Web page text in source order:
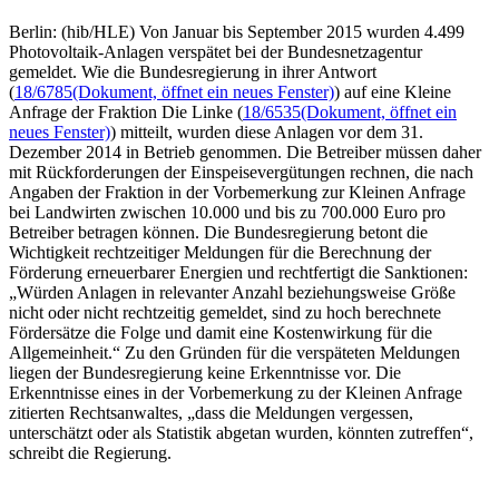
Berlin: (hib/HLE) Von Januar bis September 2015 wurden 4.499
Photovoltaik-Anlagen verspätet bei der Bundesnetzagentur
gemeldet. Wie die Bundesregierung in ihrer Antwort
(18/6785(Dokument, öffnet ein neues Fenster)) auf eine Kleine
Anfrage der Fraktion Die Linke (18/6535(Dokument, öffnet ein
neues Fenster)) mitteilt, wurden diese Anlagen vor dem 31.
Dezember 2014 in Betrieb genommen. Die Betreiber müssen daher
mit Rückforderungen der Einspeisevergütungen rechnen, die nach
Angaben der Fraktion in der Vorbemerkung zur Kleinen Anfrage
bei Landwirten zwischen 10.000 und bis zu 700.000 Euro pro
Betreiber betragen können. Die Bundesregierung betont die
Wichtigkeit rechtzeitiger Meldungen für die Berechnung der
Förderung erneuerbarer Energien und rechtfertigt die Sanktionen:
„Würden Anlagen in relevanter Anzahl beziehungsweise Größe
nicht oder nicht rechtzeitig gemeldet, sind zu hoch berechnete
Fördersätze die Folge und damit eine Kostenwirkung für die
Allgemeinheit.“ Zu den Gründen für die verspäteten Meldungen
liegen der Bundesregierung keine Erkenntnisse vor. Die
Erkenntnisse eines in der Vorbemerkung zu der Kleinen Anfrage
zitierten Rechtsanwaltes, „dass die Meldungen vergessen,
unterschätzt oder als Statistik abgetan wurden, könnten zutreffen“,
schreibt die Regierung.